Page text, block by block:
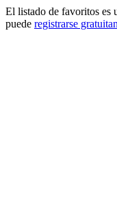
El listado de favoritos es
puede registrarse